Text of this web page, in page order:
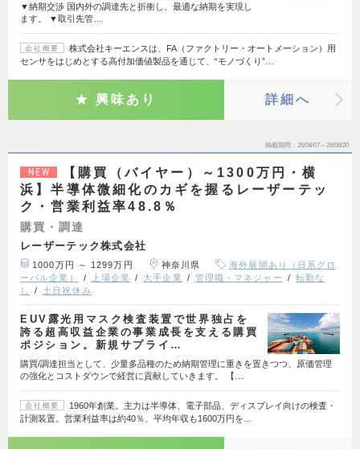
▼納期交渉 国内外の調達先と折衝し、最適な納期を実現し
ます。 ▼取引先管…
会社概要
株式会社キーエンスは、FA（ファクトリー・オートメーション）用
センサをはじめとする高付加価値製品を通じて、“モノづくり”…
興味あり 詳細へ
掲載期間 26/08/07～26/08/20
NEW
【購買（バイヤー）～1300万円・横
浜】半導体微細化のカギを握るレーザーテッ
ク・営業利益率48.8％
購買・調達
レーザーテック株式会社
1000万円 ～ 1299万円 神奈川県
海外展開あり（日系グロ
ーバル企業）
上場企業 大手企業 管理職・マネジャー
転勤な
し
土日祝休み
EUV露光用マスク検査装置で世界独占を
誇る超高収益企業の事業成長を支える購買
ポジション。新規サプライ…
購買/調達担当として、少量多品種のため納期管理に重きを置きつつ、原価管理
の強化とコストダウンで経営に貢献していきます。 【…
会社概要
1960年創業。主力は半導体、電子部品、ディスプレイ向けの検査・
計測装置。営業利益率は約40％、平均年収も1600万円を…